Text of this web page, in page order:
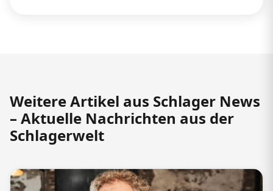
Weitere Artikel aus Schlager News
– Aktuelle Nachrichten aus der
Schlagerwelt